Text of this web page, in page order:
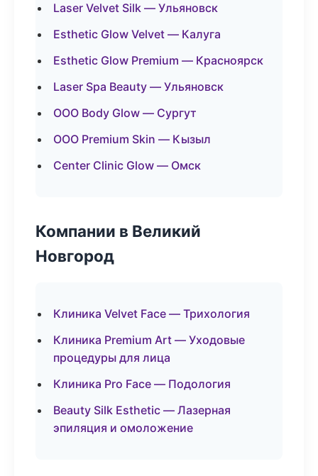
Laser Velvet Silk — Ульяновск
Esthetic Glow Velvet — Калуга
Esthetic Glow Premium — Красноярск
Laser Spa Beauty — Ульяновск
ООО Body Glow — Сургут
ООО Premium Skin — Кызыл
Center Clinic Glow — Омск
Компании в Великий
Новгород
Клиника Velvet Face — Трихология
Клиника Premium Art — Уходовые
процедуры для лица
Клиника Pro Face — Подология
Beauty Silk Esthetic — Лазерная
эпиляция и омоложение